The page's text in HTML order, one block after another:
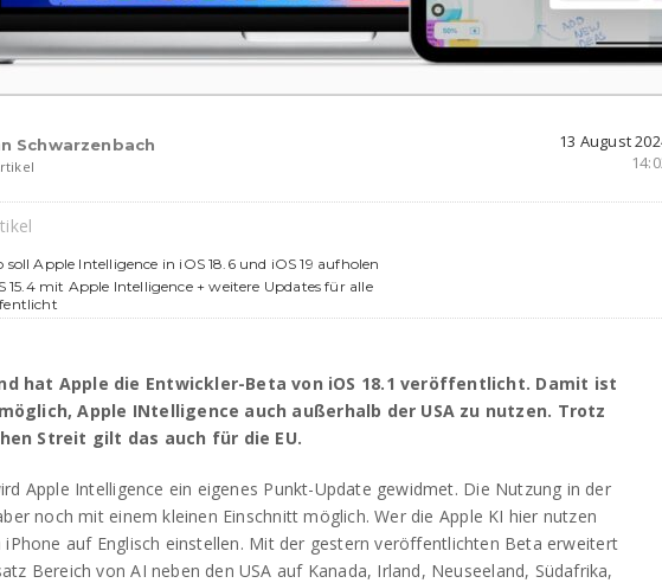
Schwarzenbach
13 August
soll Apple Intelligence in iOS 18.6 und iOS 19 aufholen
15.4 mit Apple Intelligence + weitere Updates für alle
hat Apple die Entwickler-Beta von iOS 18.1 veröffentlicht. Damit ist
Apple INtelligence auch außerhalb der USA zu nutzen. Trotz
Streit gilt das auch für die EU.
Apple Intelligence ein eigenes Punkt-Update gewidmet. Die Nutzung in der
noch mit einem kleinen Einschnitt möglich. Wer die Apple KI hier nutzen
iPhone auf Englisch einstellen. Mit der gestern veröffentlichten Beta erweitert
Bereich von AI neben den USA auf Kanada, Irland, Neuseeland, Südafrika,